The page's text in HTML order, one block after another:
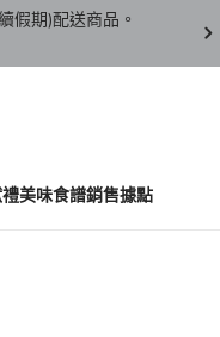
假期)配送商品。
美味食譜銷售據點